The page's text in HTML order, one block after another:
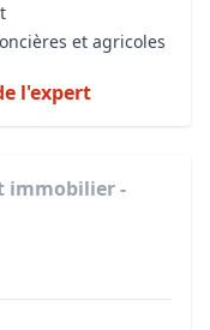
et agricoles
l'expert
immobilier -